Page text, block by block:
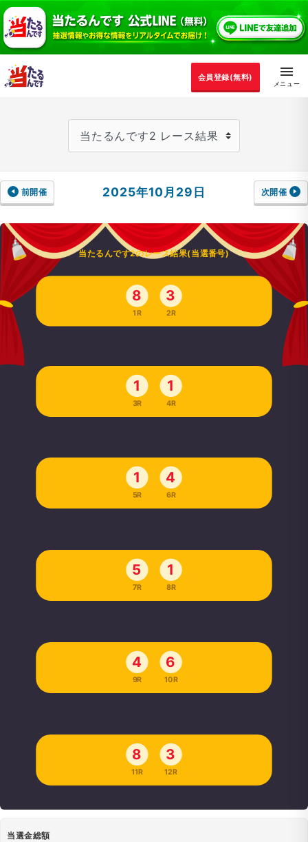
会員登録(無料)
前開催 2025年10月29日 次開催
当たるんです2のレース結果(当選番号)
8
1R
3
2R
1
3R
1
4R
1
5R
4
6R
5
7R
1
8R
4
9R
6
10R
8
11R
3
12R
当選金総額